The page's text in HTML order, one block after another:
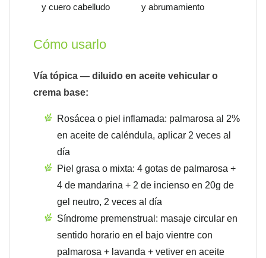
y cuero cabelludo
y abrumamiento
Cómo usarlo
Vía tópica — diluido en aceite vehicular o
crema base:
Rosácea o piel inflamada: palmarosa al 2%
en aceite de caléndula, aplicar 2 veces al
día
Piel grasa o mixta: 4 gotas de palmarosa +
4 de mandarina + 2 de incienso en 20g de
gel neutro, 2 veces al día
Síndrome premenstrual: masaje circular en
sentido horario en el bajo vientre con
palmarosa + lavanda + vetiver en aceite